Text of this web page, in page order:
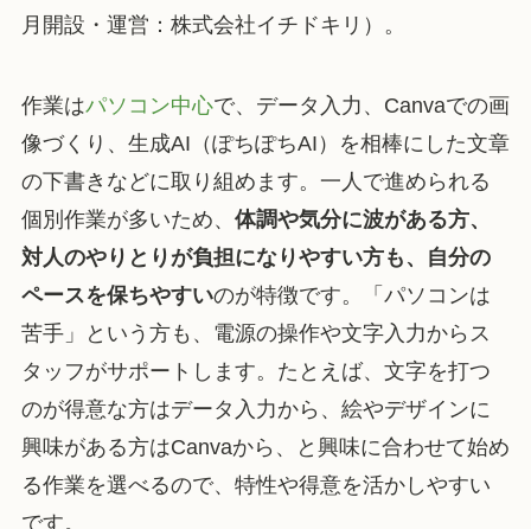
月開設・運営：株式会社イチドキリ）。
作業はパソコン中心で、データ入力、Canvaでの画
像づくり、生成AI（ぽちぽちAI）を相棒にした文章
の下書きなどに取り組めます。一人で進められる
個別作業が多いため、 体調や気分に波がある方、
対人のやりとりが負担になりやすい方も、自分の
ペースを保ちやすいのが特徴です。「パソコンは
苦手」という方も、電源の操作や文字入力からス
タッフがサポートします。たとえば、文字を打つ
のが得意な方はデータ入力から、絵やデザインに
興味がある方はCanvaから、と興味に合わせて始め
る作業を選べるので、特性や得意を活かしやすい
です。